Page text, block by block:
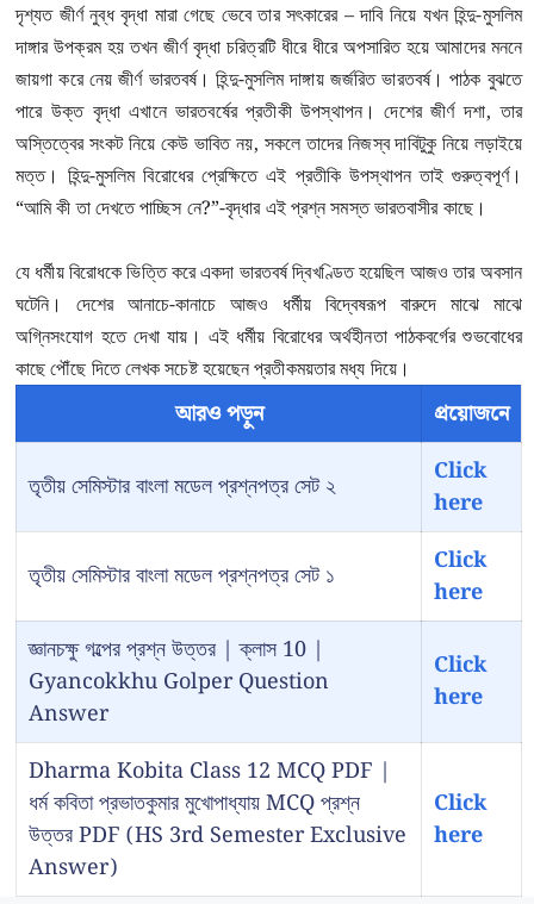
দৃশ্যত জীর্ণ নুব্ধ বৃদ্ধা মারা গেছে ভেবে তার সৎকারের – দাবি নিয়ে যখন হিন্দু-মুসলিম
দাঙ্গার উপক্রম হয় তখন জীর্ণ বৃদ্ধা চরিত্রটি ধীরে ধীরে অপসারিত হয়ে আমাদের মননে
জায়গা করে নেয় জীর্ণ ভারতবর্ষ। হিন্দু-মুসলিম দাঙ্গায় জর্জরিত ভারতবর্ষ। পাঠক বুঝতে
পারে উক্ত বৃদ্ধা এখানে ভারতবর্ষের প্রতীকী উপস্থাপন। দেশের জীর্ণ দশা, তার
অস্তিত্বের সংকট নিয়ে কেউ ভাবিত নয়, সকলে তাদের নিজস্ব দাবিটুকু নিয়ে লড়াইয়ে
মত্ত। হিন্দু-মুসলিম বিরোধের প্রেক্ষিতে এই প্রতীকি উপস্থাপন তাই গুরুত্বপূর্ণ।
“আমি কী তা দেখতে পাচ্ছিস নে?”-বৃদ্ধার এই প্রশ্ন সমস্ত ভারতবাসীর কাছে।
যে ধর্মীয় বিরোধকে ভিত্তি করে একদা ভারতবর্ষ দ্বিখণ্ডিত হয়েছিল আজও তার অবসান
ঘটেনি। দেশের আনাচে-কানাচে আজও ধর্মীয় বিদ্বেষরূপ বারুদে মাঝে মাঝে
অগ্নিসংযোগ হতে দেখা যায়। এই ধর্মীয় বিরোধের অর্থহীনতা পাঠকবর্গের শুভবোধের
কাছে পৌঁছে দিতে লেখক সচেষ্ট হয়েছেন প্রতীকময়তার মধ্য দিয়ে।
আরও পড়ুন প্রয়োজনে
তৃতীয় সেমিস্টার বাংলা মডেল প্রশ্নপত্র সেট ২
Click
here
তৃতীয় সেমিস্টার বাংলা মডেল প্রশ্নপত্র সেট ১
Click
here
জ্ঞানচক্ষু গল্পের প্রশ্ন উত্তর | ক্লাস 10 |
Gyancokkhu Golper Question
Answer
Click
here
Dharma Kobita Class 12 MCQ PDF |
ধর্ম কবিতা প্রভাতকুমার মুখোপাধ্যায় MCQ প্রশ্ন
উত্তর PDF (HS 3rd Semester Exclusive
Answer)
Click
here